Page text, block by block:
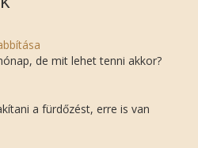
de mit lehet tenni akkor?
a fürdőzést, erre is van